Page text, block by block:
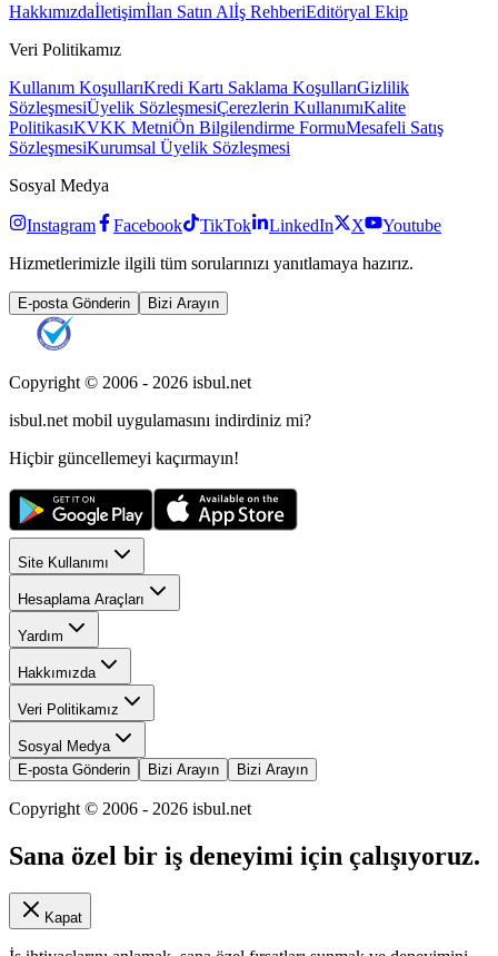
Hakkımızdaİletişimİlan Satın Alİş RehberiEditöryal Ekip
Veri Politikamız
Kullanım KoşullarıKredi Kartı Saklama KoşullarıGizlilik
SözleşmesiÜyelik SözleşmesiÇerezlerin KullanımıKalite
PolitikasıKVKK MetniÖn Bilgilendirme FormuMesafeli Satış
SözleşmesiKurumsal Üyelik Sözleşmesi
Sosyal Medya
Instagram Facebook TikTok LinkedIn X
Youtube
Hizmetlerimizle ilgili tüm sorularınızı yanıtlamaya hazırız.
E-posta Gönderin Bizi Arayın
Copyright © 2006 - 2026 isbul.net
isbul.net mobil uygulamasını indirdiniz mi?
Hiçbir güncellemeyi kaçırmayın!
Site Kullanımı
Hesaplama Araçları
Yardım
Hakkımızda
Veri Politikamız
Sosyal Medya
E-posta Gönderin
Bizi Arayın Bizi Arayın
Copyright © 2006 - 2026 isbul.net
Sana özel bir iş deneyimi için çalışıyoruz.
Kapat